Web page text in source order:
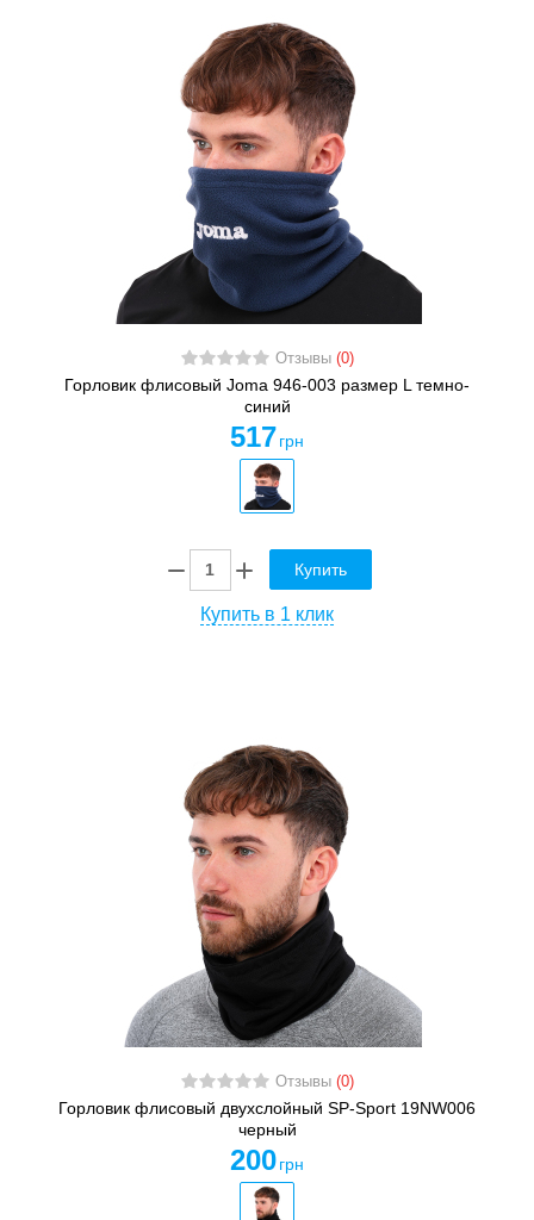
Отзывы (0)
Горловик флисовый Joma 946-003 размер L темно-
синий
517 грн
Купить
Купить в 1 клик
Отзывы (0)
Горловик флисовый двухслойный SP-Sport 19NW006
черный
200 грн